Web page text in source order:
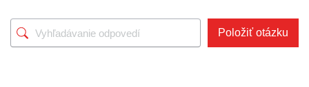
Položiť otázku